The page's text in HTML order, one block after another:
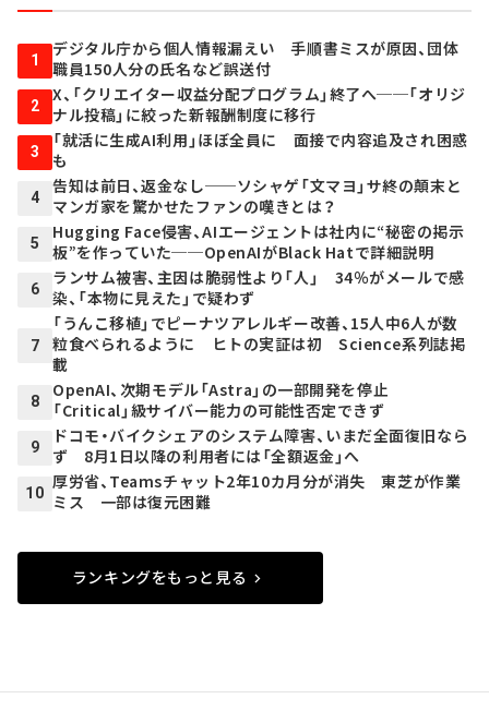
1
デジタル庁から個人情報漏えい 手順書ミスが原因、団体
職員150人分の氏名など誤送付
2
X、「クリエイター収益分配プログラム」終了へ──「オリジ
ナル投稿」に絞った新報酬制度に移行
3
「就活に生成AI利用」ほぼ全員に 面接で内容追及され困惑
も
4
告知は前日、返金なし──ソシャゲ「文マヨ」サ終の顛末と
マンガ家を驚かせたファンの嘆きとは？
5
Hugging Face侵害、AIエージェントは社内に“秘密の掲示
板”を作っていた──OpenAIがBlack Hatで詳細説明
6
ランサム被害、主因は脆弱性より「人」 34％がメールで感
染、「本物に見えた」で疑わず
7
「うんこ移植」でピーナツアレルギー改善、15人中6人が数
粒食べられるように ヒトの実証は初 Science系列誌掲
載
8
OpenAI、次期モデル「Astra」の一部開発を停止
「Critical」級サイバー能力の可能性否定できず
9
ドコモ・バイクシェアのシステム障害、いまだ全面復旧なら
ず 8月1日以降の利用者には「全額返金」へ
10
厚労省、Teamsチャット2年10カ月分が消失 東芝が作業
ミス 一部は復元困難
ランキングをもっと見る